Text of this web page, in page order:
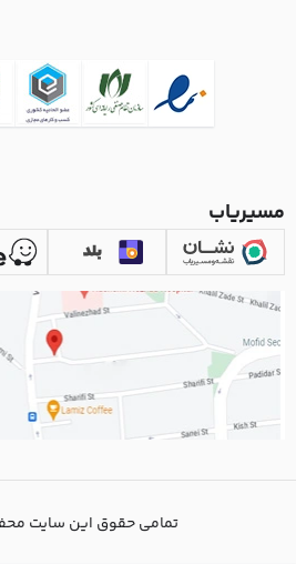
مسیریاب
تمامی حقوق این سایت